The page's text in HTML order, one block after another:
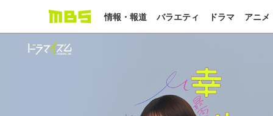
情報・報道 バラエティ ドラマ アニメ